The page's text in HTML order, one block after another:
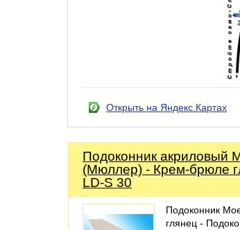
Открыть на Яндекс.Картах
Подоконник акриловый
(Мюллер) - Крем-брюле
LD-S 30
Подоконник
глянец -